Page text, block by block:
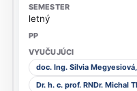
letný
doc. Ing. Silvia
Dr. h. c. prof. RNDr. Michal